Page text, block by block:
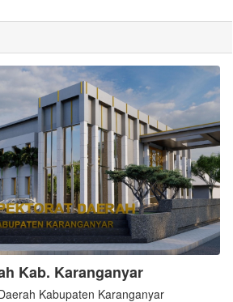
Kab. Karanganyar
Kabupaten Karanganyar